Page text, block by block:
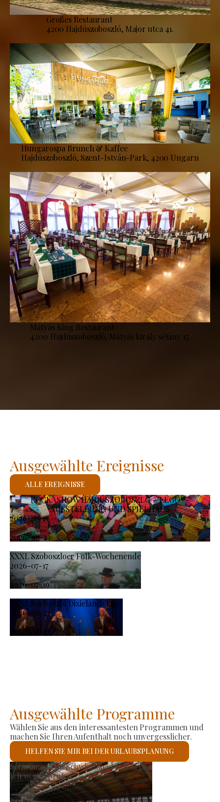
Großes Restaurant
4200 Hajdúszoboszló, Major utca 41.
Hungarospa Brunch & Kaffee
Hajdúszoboszló, Szent-István-Park, 4200 Ungarn
Mátyás King Restaurant
4200 Hajdúszoboszló, Mátyás király sétány 17.
KOCKASHOW HAJDÚSZOBOSZLÓ – LEGO®-
AUSSTELLUNG UND SPIELHAUS
2026-07-11
-
2026-08-23
XXXI. Szoboszloer Folk-Wochenende
2026-07-17
-
2026-07-19
XXXI. Szoboszló Dixieland-Tage
2026-08-21
-
2026-08-23
Ausgewählte Ereignisse
ALLE EREIGNISSE
Ausgewählte Programme
Wählen Sie aus den interessantesten Programmen und
machen Sie Ihren Aufenthalt noch unvergesslicher.
HELFEN SIE MIR BEI DER URLAUBSPLANUNG
Erzeugermarkt
Ich werde prüfen